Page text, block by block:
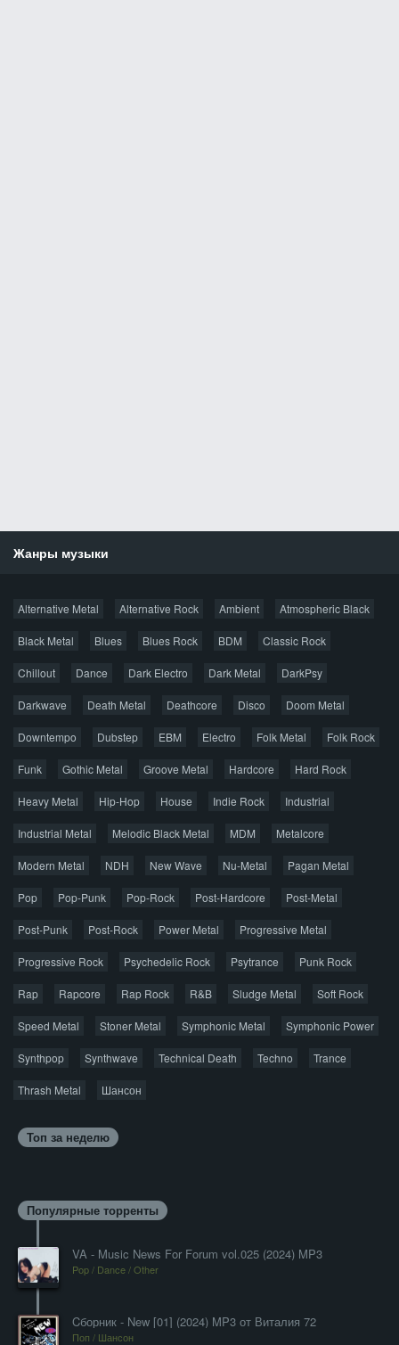
Жанры музыки
Alternative Metal Alternative Rock Ambient Atmospheric Black
Black Metal Blues Blues Rock BDM Classic Rock
Chillout Dance Dark Electro Dark Metal DarkPsy
Darkwave Death Metal Deathcore Disco Doom Metal
Downtempo Dubstep EBM Electro Folk Metal Folk Rock
Funk Gothic Metal Groove Metal Hardcore Hard Rock
Heavy Metal Hip-Hop House Indie Rock Industrial
Industrial Metal Melodic Black Metal MDM Metalcore
Modern Metal NDH New Wave Nu-Metal Pagan Metal
Pop Pop-Punk Pop-Rock Post-Hardcore Post-Metal
Post-Punk Post-Rock Power Metal Progressive Metal
Progressive Rock Psychedelic Rock Psytrance Punk Rock
Rap Rapcore Rap Rock R&B Sludge Metal Soft Rock
Speed Metal Stoner Metal Symphonic Metal Symphonic Power
Synthpop Synthwave Technical Death Techno Trance
Thrash Metal Шансон
Топ за неделю
Популярные торренты
VA - Music News For Forum vol.025 (2024) MP3
Pop / Dance / Other
Cборник - New [01] (2024) MP3 от Виталия 72
Поп / Шансон
Новые раздачи
Популярное за сутки
Главная Поиск по сайту
Карта сайта
Джаз
Метал Поп Рэп Рок Шансон
Весь материал выложен для ознакомления, после
лицензионную копию.